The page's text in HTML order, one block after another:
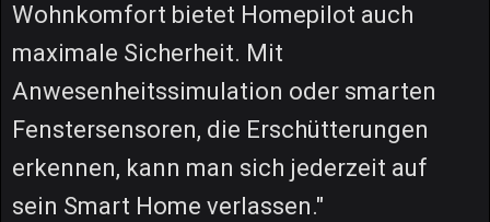
Wohnkomfort bietet Homepilot auch
maximale Sicherheit. Mit
Anwesenheitssimulation oder smarten
Fenstersensoren, die Erschütterungen
erkennen, kann man sich jederzeit auf
sein Smart Home verlassen."